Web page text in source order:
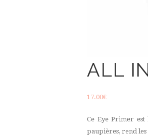
ALL
17.00€
Ce Eye Primer
paupières, rend les